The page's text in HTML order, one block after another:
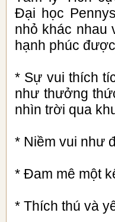
Đại học
nhỏ khác nhau
hạnh phúc
* Sự vui thích
như thưởng
nhìn trời qua
* Niềm vui như
* Đam mê một
* Thích thú và